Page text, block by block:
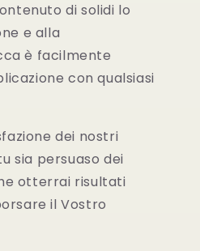
di solidi lo
e alla
è facilmente
con qualsiasi
dei nostri
sia persuaso dei
otterrai risultati
il Vostro